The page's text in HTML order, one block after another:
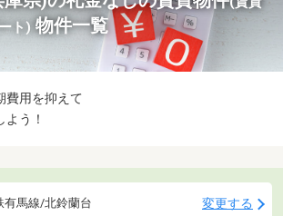
ト) 物件一覧
費用を抑えて
う！
有馬線/北鈴蘭台 変更する